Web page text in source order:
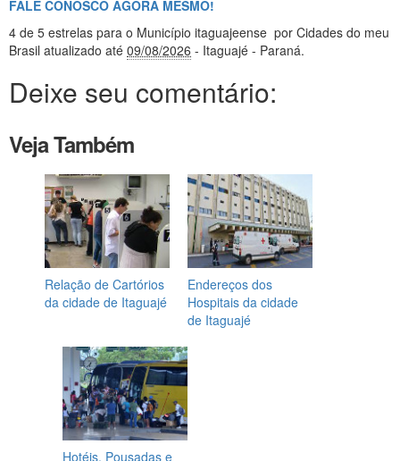
FALE CONOSCO AGORA MESMO!
4 de 5 estrelas para o Município itaguajeense por Cidades do meu
Brasil atualizado até 09/08/2026 - Itaguajé - Paraná.
Deixe seu comentário:
Veja Também
Relação de Cartórios
da cidade de Itaguajé
Endereços dos
Hospitais da cidade
de Itaguajé
Hotéis, Pousadas e